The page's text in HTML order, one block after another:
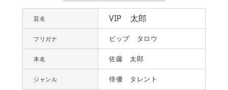
芸名 VIP 太郎
フリガナ ビップ タロウ
本名 佐藤 太郎
ジャンル 俳優 タレント